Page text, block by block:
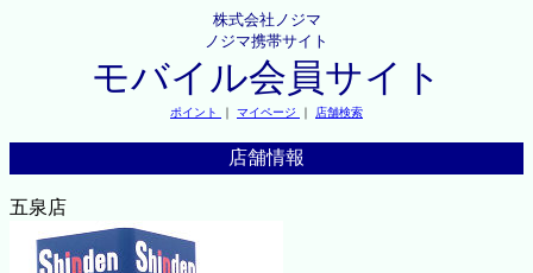
株式会社ノジマ
ノジマ携帯サイト
モバイル会員サイト
ポイント ｜ マイページ ｜ 店舗検索
店舗情報
五泉店